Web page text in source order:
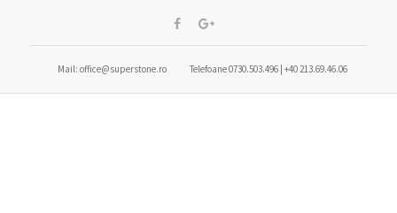
Mail: office@superstone.ro Telefoane 0730.503.496 | +40 213.69.46.06